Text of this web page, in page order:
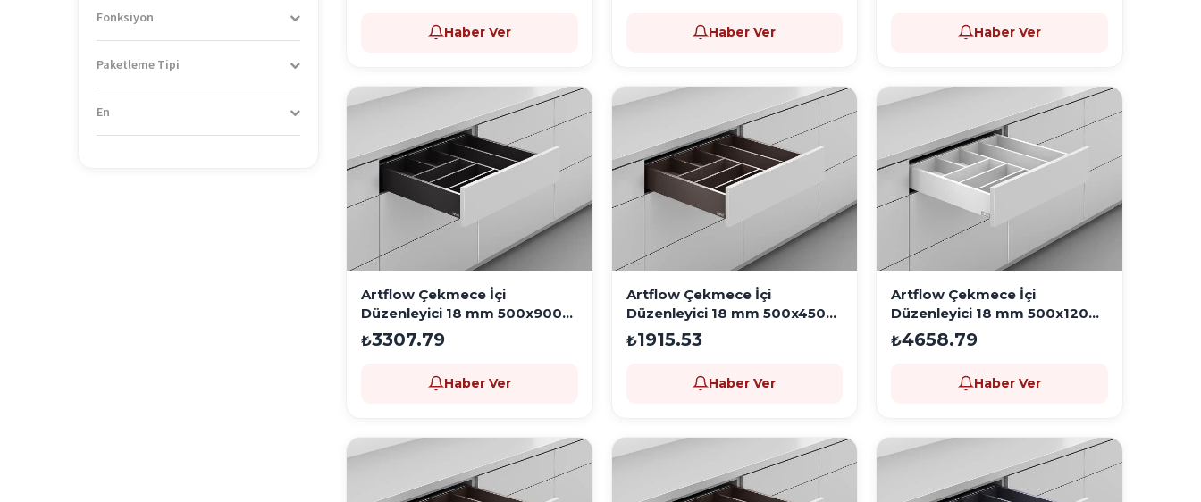
Fonksiyon
Paketleme Tipi
En
Haber Ver Haber Ver Haber Ver
Artflow Çekmece İçi
Düzenleyici 18 mm 500x900
Siyah
₺3307.79
Haber Ver
Artflow Çekmece İçi
Düzenleyici 18 mm 500x450
Moka
₺1915.53
Haber Ver
Artflow Çekmece İçi
Düzenleyici 18 mm 500x1200
Beyaz
₺4658.79
Haber Ver